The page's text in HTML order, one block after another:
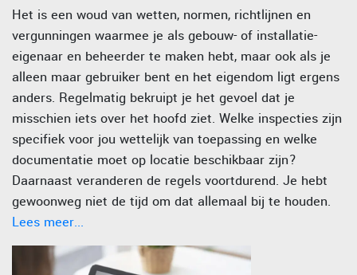
Het is een woud van wetten, normen, richtlijnen en
vergunningen waarmee je als gebouw- of installatie-
eigenaar en beheerder te maken hebt, maar ook als je
alleen maar gebruiker bent en het eigendom ligt ergens
anders. Regelmatig bekruipt je het gevoel dat je
misschien iets over het hoofd ziet. Welke inspecties zijn
specifiek voor jou wettelijk van toepassing en welke
documentatie moet op locatie beschikbaar zijn?
Daarnaast veranderen de regels voortdurend. Je hebt
gewoonweg niet de tijd om dat allemaal bij te houden.
Lees meer...